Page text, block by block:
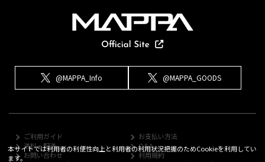
@MAPPA_Info @MAPPA_GOODS
ご利用ガイド
お支払い方法
送料・配送
Q&A
お問い合わせ
利用規約
本サイトでは利用者の利便性向上と利用者の利用状況把握のためCookieを利用してい
ます。